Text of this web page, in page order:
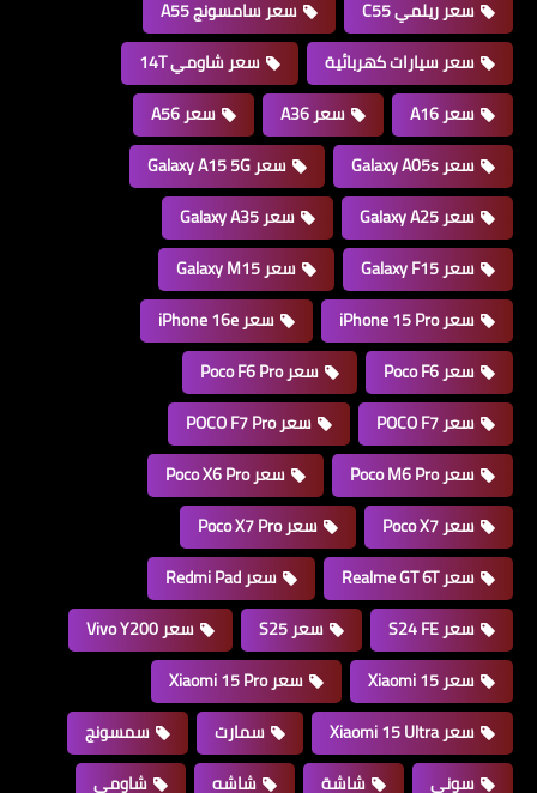
سعر ريلمي C55
سعر سامسونج A55
سعر سيارات كهربائية
سعر شاومي 14T
سعر A16
سعر A36
سعر A56
سعر Galaxy A05s
سعر Galaxy A15 5G
سعر Galaxy A25
سعر Galaxy A35
سعر Galaxy F15
سعر Galaxy M15
سعر iPhone 15 Pro
سعر iPhone 16e
سعر Poco F6
سعر Poco F6 Pro
سعر POCO F7
سعر POCO F7 Pro
سعر Poco M6 Pro
سعر Poco X6 Pro
سعر Poco X7
سعر Poco X7 Pro
سعر Realme GT 6T
سعر Redmi Pad
سعر S24 FE
سعر S25
سعر Vivo Y200
سعر Xiaomi 15
سعر Xiaomi 15 Pro
سعر Xiaomi 15 Ultra
سمارت
سمسونج
سوني
شاشة شاشه شاومي